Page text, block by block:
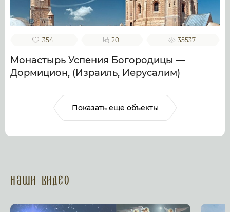
354 20 35537
Монастырь Успения Богородицы —
Дормицион, (Израиль, Иерусалим)
Показать еще объекты
Наши Видео